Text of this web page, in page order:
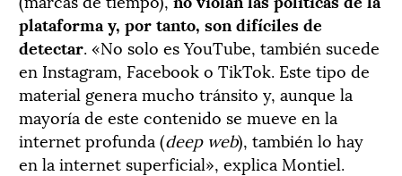
plataforma y, por tanto, son difíciles de
detectar. «No solo es YouTube, también sucede
en Instagram, Facebook o TikTok. Este tipo de
material genera mucho tránsito y, aunque la
mayoría de este contenido se mueve en la
internet profunda (deep web), también lo hay
en la internet superficial», explica Montiel.